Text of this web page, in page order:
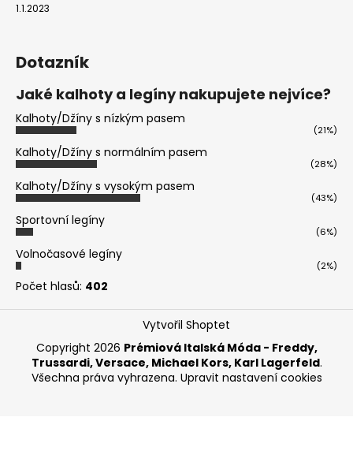
1.1.2023
Dotazník
Jaké kalhoty a legíny nakupujete nejvíce?
Kalhoty/Džíny s nízkým pasem
(21%)
Kalhoty/Džíny s normálním pasem
(28%)
Kalhoty/Džíny s vysokým pasem
(43%)
Sportovní legíny
(6%)
Volnočasové legíny
(2%)
Počet hlasů: 402
Vytvořil Shoptet
Copyright 2026 Prémiová Italská Móda - Freddy,
Trussardi, Versace, Michael Kors, Karl Lagerfeld.
Všechna práva vyhrazena. Upravit nastavení cookies